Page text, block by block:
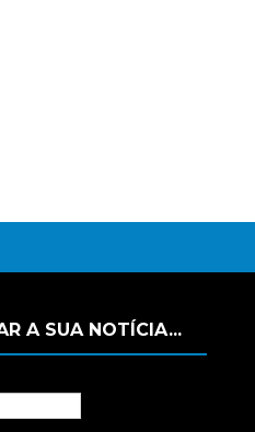
A SUA NOTÍCIA...